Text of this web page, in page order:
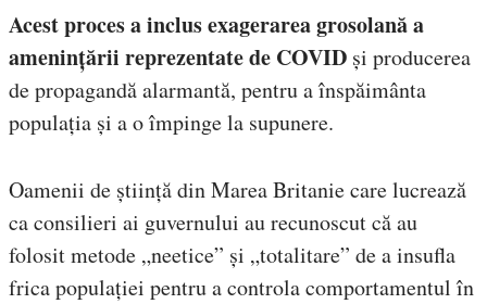
Acest proces a inclus exagerarea grosolană a
amenințării reprezentate de COVID și producerea
de propagandă alarmantă, pentru a înspăimânta
populația și a o împinge la supunere.
Oamenii de știință din Marea Britanie care lucrează
ca consilieri ai guvernului au recunoscut că au
folosit metode „neetice” și „totalitare” de a insufla
frica populației pentru a controla comportamentul în